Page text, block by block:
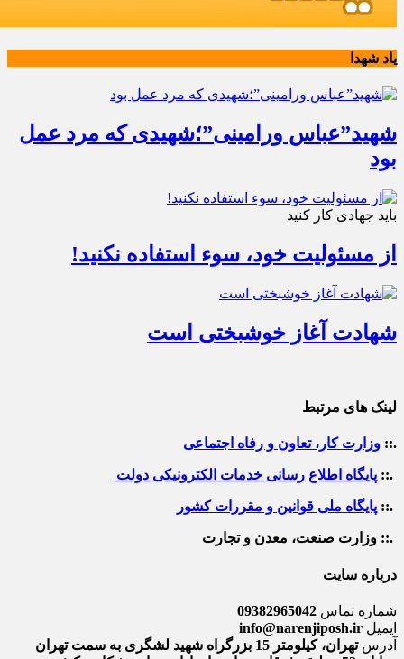
یاد شهدا
شهید”عباس ورامینی”؛شهیدی که مرد عمل
بود
باید جهادی کار کنید
از مسئولیت خود، سوء استفاده نکنید!
شهادت آغاز خوشبختی است
لینک های مرتبط
.:: وزارت کار، تعاون و رفاه اجتماعی
.:: پایگاه اطلاع رسانی خدمات الکترونیکی دولت
.:: پایگاه ملی قوانین و مقررات کشور
.:: وزارت صنعت، معدن و تجارت
درباره سایت
شماره تماس 09382965042
ایمیل info@narenjiposh.ir
آدرس
تهران، کیلومتر 15 بزرگراه شهید لشگری به سمت تهران